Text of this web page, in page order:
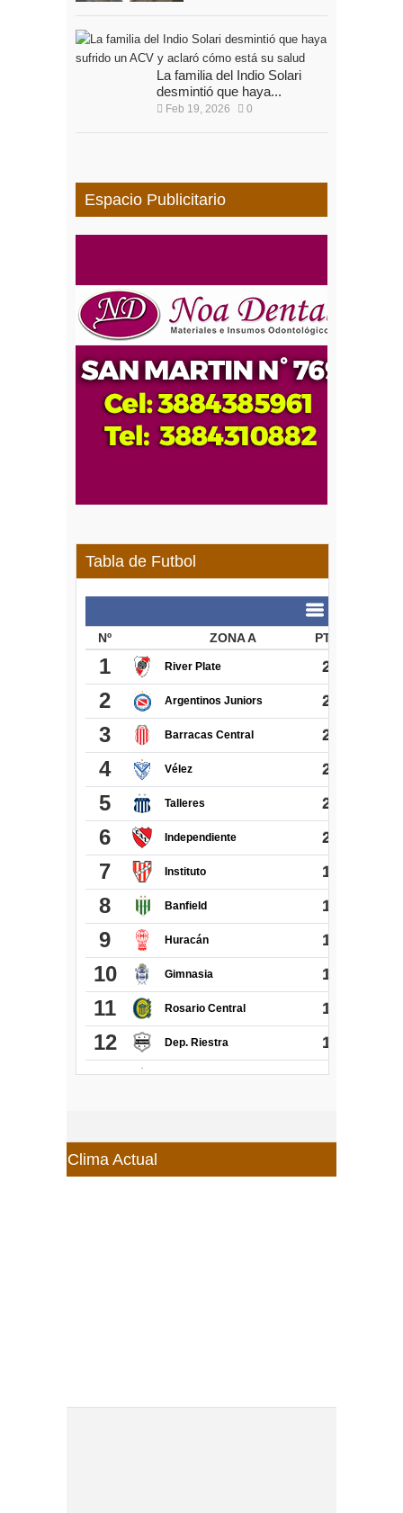
La familia del Indio Solari
desmintió que haya...
Feb 19, 2026 0
Espacio Publicitario
Tabla de Futbol
Clima Actual